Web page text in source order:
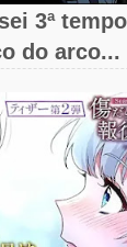
3ª
do arco...